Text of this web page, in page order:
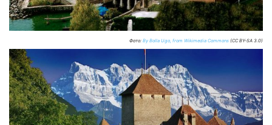
Фото: By Bolla Ugo, from Wikimedia Commons (CC BY-SA 3.0)